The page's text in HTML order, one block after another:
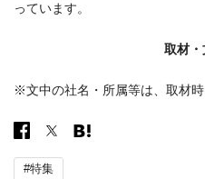
っています。
取材
※文中の社名・所属等は、取材時
#特集